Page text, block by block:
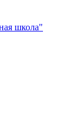
школа"